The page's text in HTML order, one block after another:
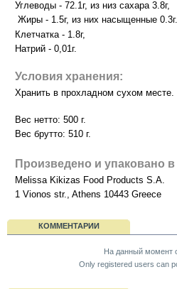
Углеводы - 72.1г, из низ сахара 3.8г,
Жиры - 1.5г, из них насыщенные 0.3г.
Клетчатка - 1.8г,
Натрий - 0,01г.
Условия хранения:
Хранить в прохладном сухом месте.
Вес нетто: 500 г.
Вес брутто: 510 г.
Произведено и упаковано
Melissa Kikizas Food Products S.A.
1 Vionos str., Athens 10443 Greece
КОММЕНТАРИИ
На данный момент
Only registered users can